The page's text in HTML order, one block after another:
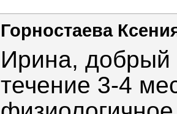
Горностаева
Ирина, добрый
течение 3-4